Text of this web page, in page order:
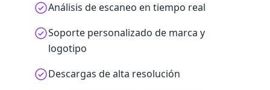
Análisis de escaneo en tiempo real
Soporte personalizado de marca y
logotipo
Descargas de alta resolución